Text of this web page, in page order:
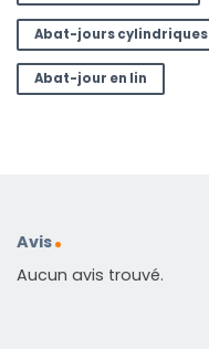
Abat-jours cylindriques
Abat-jour en lin
Avis
Aucun avis trouvé.